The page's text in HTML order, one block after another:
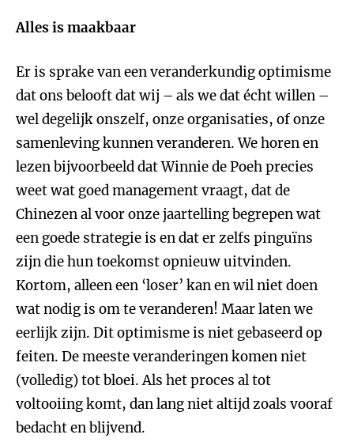
Alles is maakbaar
Er is sprake van een veranderkundig optimisme
dat ons belooft dat wij – als we dat écht willen –
wel degelijk onszelf, onze organisaties, of onze
samenleving kunnen veranderen. We horen en
lezen bijvoorbeeld dat Winnie de Poeh precies
weet wat goed management vraagt, dat de
Chinezen al voor onze jaartelling begrepen wat
een goede strategie is en dat er zelfs pinguïns
zijn die hun toekomst opnieuw uitvinden.
Kortom, alleen een ‘loser’ kan en wil niet doen
wat nodig is om te veranderen! Maar laten we
eerlijk zijn. Dit optimisme is niet gebaseerd op
feiten. De meeste veranderingen komen niet
(volledig) tot bloei. Als het proces al tot
voltooiing komt, dan lang niet altijd zoals vooraf
bedacht en blijvend.